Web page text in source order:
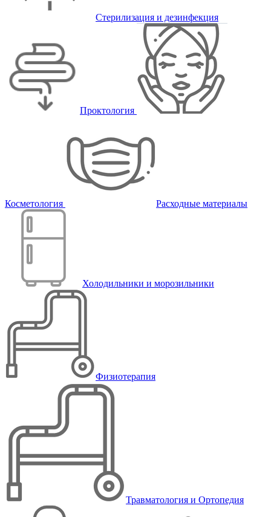
Стерилизация и дезинфекция
Проктология
Косметология Расходные материалы
Холодильники и морозильники
Физиотерапия
Травматология и Ортопедия